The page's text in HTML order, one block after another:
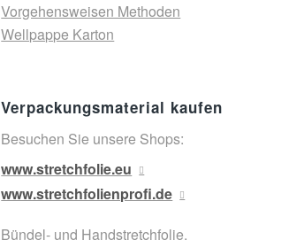
Vorgehensweisen Methoden
Wellpappe Karton
Verpackungsmaterial kaufen
Besuchen Sie unsere Shops:
www.stretchfolie.eu
www.stretchfolienprofi.de
Bündel- und Handstretchfolie,